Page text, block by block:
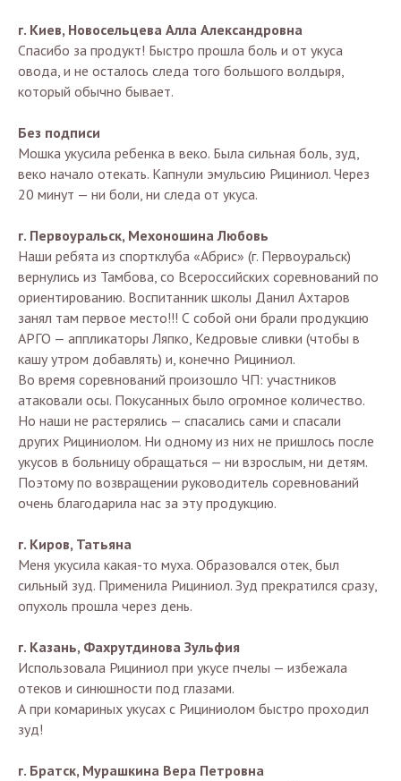
г. Киев, Новосельцева Алла Александровна
Спасибо за продукт! Быстро прошла боль и от укуса
овода, и не осталось следа того большого волдыря,
который обычно бывает.
Без подписи
Мошка укусила ребенка в веко. Была сильная боль, зуд,
веко начало отекать. Капнули эмульсию Рициниол. Через
20 минут — ни боли, ни следа от укуса.
г. Первоуральск, Мехоношина Любовь
Наши ребята из спортклуба «Абрис» (г. Первоуральск)
вернулись из Тамбова, со Всероссийских соревнований по
ориентированию. Воспитанник школы Данил Ахтаров
занял там первое место!!! С собой они брали продукцию
АРГО — аппликаторы Ляпко, Кедровые сливки (чтобы в
кашу утром добавлять) и, конечно Рициниол.
Во время соревнований произошло ЧП: участников
атаковали осы. Покусанных было огромное количество.
Но наши не растерялись — спасались сами и спасали
других Рициниолом. Ни одному из них не пришлось после
укусов в больницу обращаться — ни взрослым, ни детям.
Поэтому по возвращении руководитель соревнований
очень благодарила нас за эту продукцию.
г. Киров, Татьяна
Меня укусила какая-то муха. Образовался отек, был
сильный зуд. Применила Рициниол. Зуд прекратился сразу,
опухоль прошла через день.
г. Казань, Фахрутдинова Зульфия
Использовала Рициниол при укусе пчелы — избежала
отеков и синюшности под глазами.
А при комариных укусах с Рициниолом быстро проходил
зуд!
г. Братск, Мурашкина Вера Петровна